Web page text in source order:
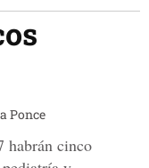
Ponce
habrán cinco